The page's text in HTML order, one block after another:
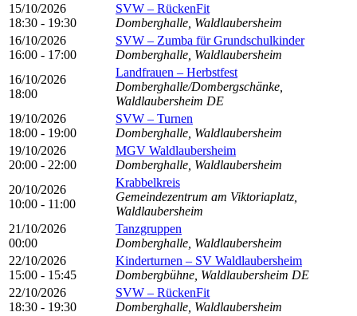
15/10/2026
18:30 - 19:30
SVW – RückenFit
Domberghalle, Waldlaubersheim
16/10/2026
16:00 - 17:00
SVW – Zumba für Grundschulkinder
Domberghalle, Waldlaubersheim
16/10/2026
18:00
Landfrauen – Herbstfest
Domberghalle/Dombergschänke,
Waldlaubersheim DE
19/10/2026
18:00 - 19:00
SVW – Turnen
Domberghalle, Waldlaubersheim
19/10/2026
20:00 - 22:00
MGV Waldlaubersheim
Domberghalle, Waldlaubersheim
20/10/2026
10:00 - 11:00
Krabbelkreis
Gemeindezentrum am Viktoriaplatz,
Waldlaubersheim
21/10/2026
00:00
Tanzgruppen
Domberghalle, Waldlaubersheim
22/10/2026
15:00 - 15:45
Kinderturnen – SV Waldlaubersheim
Dombergbühne, Waldlaubersheim DE
22/10/2026
18:30 - 19:30
SVW – RückenFit
Domberghalle, Waldlaubersheim